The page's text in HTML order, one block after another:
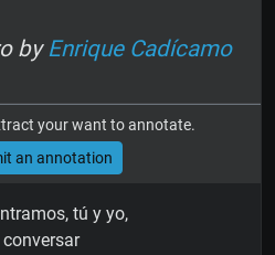
byEnrique Cadícamo
your want to annotate.
an annotation
tú y yo,